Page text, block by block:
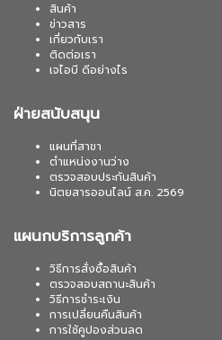
สินค้า
ข่าวสาร
เกี่ยวกับเรา
ติดต่อเรา
เจไอบี ดีอย่างไร
ฝ่ายสนับสนุน
แผนที่สาขา
ตำแหน่งงานว่าง
ตรวจสอบประกันสินค้า
นิตยสารออนไลน์ ส.ค. 2569
แผนกบริการลูกค้า
วิธีการสั่งซื้อสินค้า
ตรวจสอบสถานะสินค้า
วิธีการชำระเงิน
การเปลี่ยนคืนสินค้า
การใช้คูปองส่วนลด